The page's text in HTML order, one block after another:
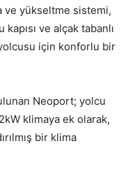
ve yükseltme sistemi,
ve alçak tabanlı
için konforlu bir
Neoport; yolcu
klimaya ek olarak,
bir klima